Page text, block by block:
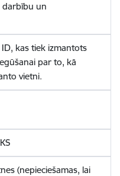
darbību un
kas tiek izmantots
par to, kā
vietni.
(nepieciešamas, lai